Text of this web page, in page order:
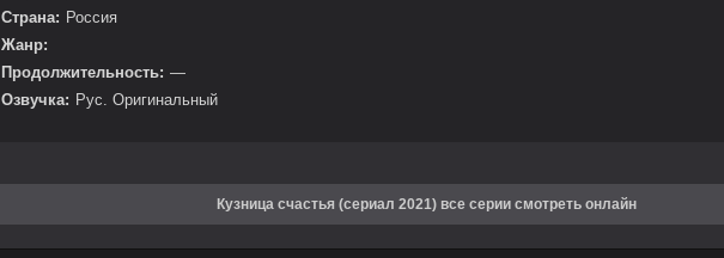
Страна: Россия
Жанр:
Продолжительность: —
Озвучка: Рус. Оригинальный
Кузница счастья (сериал 2021) все серии смотреть онлайн